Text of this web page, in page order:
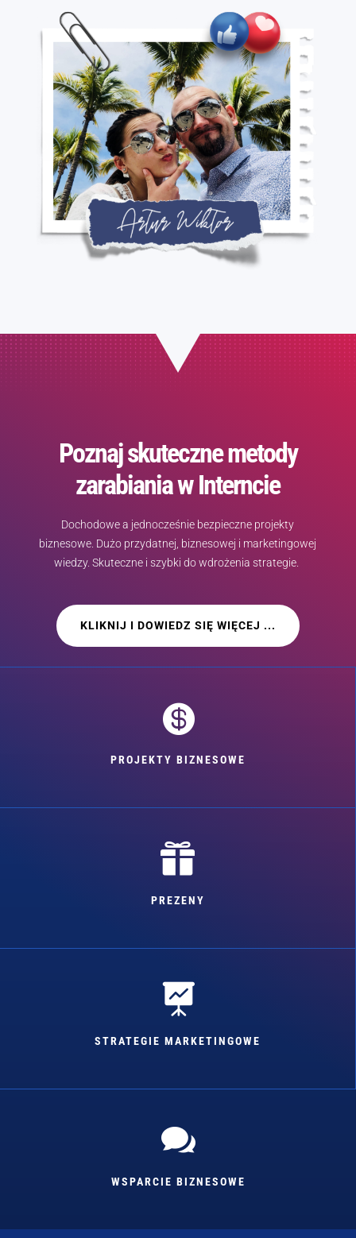
Poznaj skuteczne metody
zarabiania w Interncie
Dochodowe a jednocześnie bezpieczne projekty
biznesowe. Dużo przydatnej, biznesowej i marketingowej
wiedzy. Skuteczne i szybki do wdrożenia strategie.
KLIKNIJ I DOWIEDZ SIĘ WIĘCEJ ...

PROJEKTY BIZNESOWE

PREZENY

STRATEGIE MARKETINGOWE

WSPARCIE BIZNESOWE